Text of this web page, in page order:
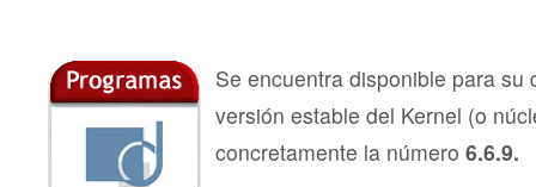
Se encuentra disponible para su
versión estable del Kernel (o
concretamente la número 6.6.9.